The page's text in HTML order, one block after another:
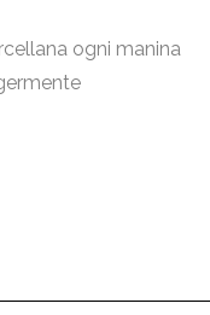
ogni manina